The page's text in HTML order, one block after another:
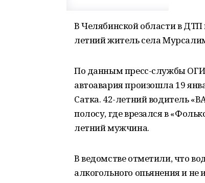
В Челябинской области в
летний житель села
По данным пресс-службы
автоавария произошла 19
Сатка. 42-летний водитель
полосу, где врезался в
летний мужчина.
В ведомстве отметили, что
алкогольного опьянения и не